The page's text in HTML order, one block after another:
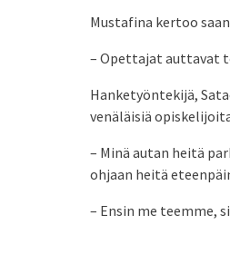
Mustafina kertoo
– Opettajat auttavat
Hanketyöntekijä,
venäläisiä
– Minä autan heitä
ohjaan heitä
– Ensin me teemme,